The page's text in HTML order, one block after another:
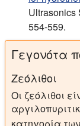
Ultrasonics
554-559.
Γεγονότα
Ζεόλιθοι
Οι ζεόλιθοι